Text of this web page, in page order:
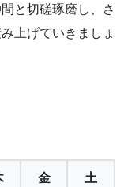
と切磋琢磨し、さ
上げていきましょ
金 土